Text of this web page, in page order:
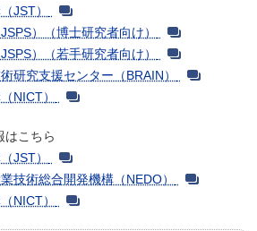
JST）
）（博士研究者向け）
）（若手研究者向け）
研究支援センター（BRAIN）
NICT）
はこちら
JST）
技術総合開発機構（NEDO）
NICT）